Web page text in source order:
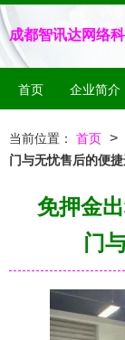
成都智讯达网络
首页 企业简介
当前位置： 首页 >
门与无忧售后的便
免押金
门